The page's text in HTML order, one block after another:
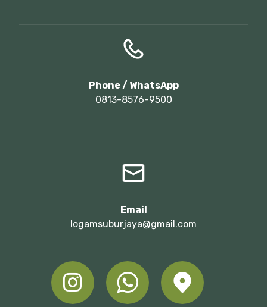
Phone / WhatsApp
0813-8576-9500
Email
logamsuburjaya@gmail.com